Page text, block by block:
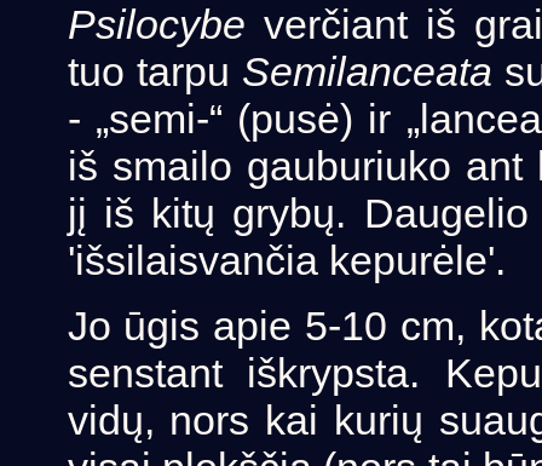
Psilocybe verčiant iš
tuo tarpu Semilanceata
- „semi-“ (pusė) ir
iš smailo gauburiuko
jį iš kitų grybų.
'išsilaisvančia kepurėle'.
Jo ūgis apie 5-10 cm,
senstant iškrypsta.
vidų, nors kai kurių